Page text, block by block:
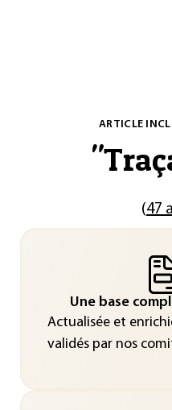
ARTICLE
"
(47
Une base
Actualisée et
validés par nos